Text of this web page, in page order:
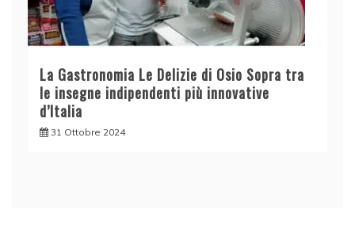
La Gastronomia Le Delizie di Osio Sopra tra
le insegne indipendenti più innovative
d’Italia
31 Ottobre 2024